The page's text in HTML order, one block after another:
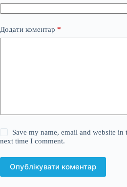
Додати коментар *
Save my name, email and website in
next time I comment.
Опублікувати коментар